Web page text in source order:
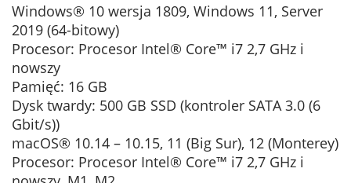
Windows® 10 wersja 1809, Windows 11, Server
2019 (64-bitowy)
Procesor: Procesor Intel® Core™ i7 2,7 GHz i
nowszy
Pamięć: 16 GB
Dysk twardy: 500 GB SSD (kontroler SATA 3.0 (6
Gbit/s))
macOS® 10.14 – 10.15, 11 (Big Sur), 12 (Monterey)
Procesor: Procesor Intel® Core™ i7 2,7 GHz i